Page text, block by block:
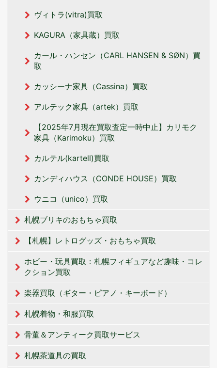
ヴィトラ(vitra)買取
KAGURA（家具蔵）買取
カール・ハンセン（CARL HANSEN & SØN）買
取
カッシーナ家具（Cassina）買取
アルテック家具（artek）買取
【2025年7月現在買取査定一時中止】カリモク
家具（Karimoku）買取
カルテル(kartell)買取
カンディハウス（CONDE HOUSE）買取
ウニコ（unico）買取
札幌ブリキのおもちゃ買取
【札幌】レトログッズ・おもちゃ買取
ホビー・玩具買取：札幌フィギュアなど趣味・コレ
クション買取
楽器買取（ギター・ピアノ・キーボード）
札幌着物・和服買取
骨董＆アンティーク買取サービス
札幌茶道具の買取